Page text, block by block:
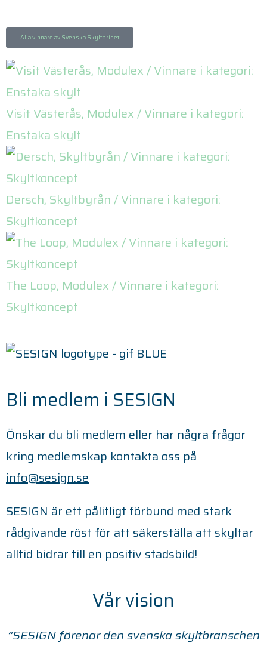
Alla vinnare av Svenska Skyltpriset
Visit Västerås, Modulex / Vinnare i kategori:
Enstaka skylt
Dersch, Skyltbyrån / Vinnare i kategori:
Skyltkoncept
The Loop, Modulex / Vinnare i kategori:
Skyltkoncept
Bli medlem i SESIGN
Önskar du bli medlem eller har några frågor
kring medlemskap kontakta oss på
info@sesign.se
SESIGN är ett pålitligt förbund med stark
rådgivande röst för att säkerställa att skyltar
alltid bidrar till en positiv stadsbild!
Vår vision
”SESIGN förenar den svenska skyltbranschen